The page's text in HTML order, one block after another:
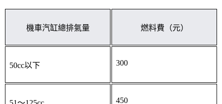
機車汽缸總排氣量 燃料費（元）
50cc以下 300
450